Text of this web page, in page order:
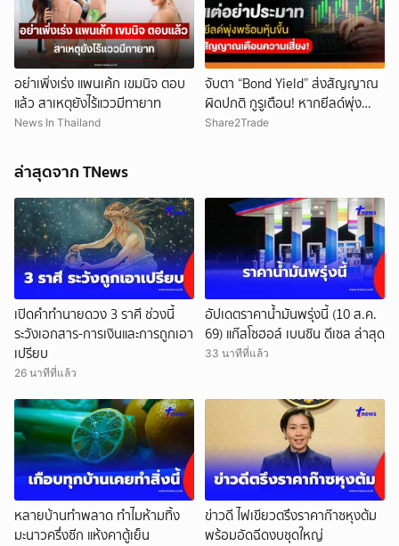
อย่าเพิ่งเร่ง แพนเค้ก เขมนิจ ตอบ
แล้ว สาเหตุยังไร้แววมีทายาท
News In Thailand
จับตา “Bond Yield” ส่งสัญญาณ
ผิดปกติ กูรูเตือน! หากยีลด์พุ่ง
พร้อมหุ้นขึ้น แรงกระแทกตลาดอาจ
Share2Trade
ล่าสุดจาก TNews
เปิดคำทำนายดวง 3 ราศี ช่วงนี้
ระวังเอกสาร-การเงินและการถูกเอา
เปรียบ
26 นาทีที่แล้ว
อัปเดตราคาน้ำมันพรุ่งนี้ (10 ส.ค.
69) แก๊สโซฮอล์ เบนซิน ดีเซล ล่าสุด
33 นาทีที่แล้ว
หลายบ้านทำพลาด ทำไมห้ามทิ้ง
มะนาวครึ่งซีก แห้งคาตู้เย็น
ข่าวดี ไฟเขียวตรึงราคาก๊าซหุงต้ม
พร้อมอัดฉีดงบชุดใหญ่